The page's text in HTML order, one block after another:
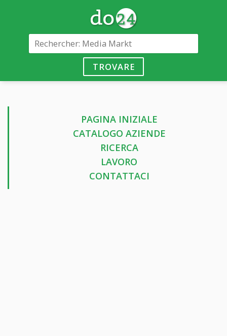
TROVARE
PAGINA INIZIALE
CATALOGO AZIENDE
RICERCA
LAVORO
CONTATTACI